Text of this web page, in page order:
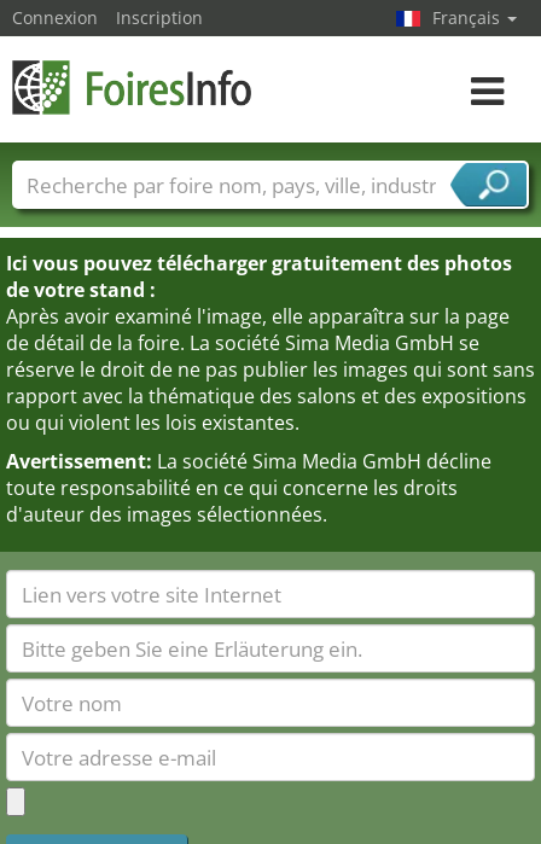
Ici vous pouvez télécharger gratuitement des photos
de votre stand :
Après avoir examiné l'image, elle apparaîtra sur la page
de détail de la foire. La société Sima Media GmbH se
réserve le droit de ne pas publier les images qui sont sans
rapport avec la thématique des salons et des expositions
ou qui violent les lois existantes.
Avertissement: La société Sima Media GmbH décline
toute responsabilité en ce qui concerne les droits
d'auteur des images sélectionnées.
Connexion Inscription Français
Toggle
Foire noms Pays Villes
Secteurs de foire
Secteurs du fournisseur de services